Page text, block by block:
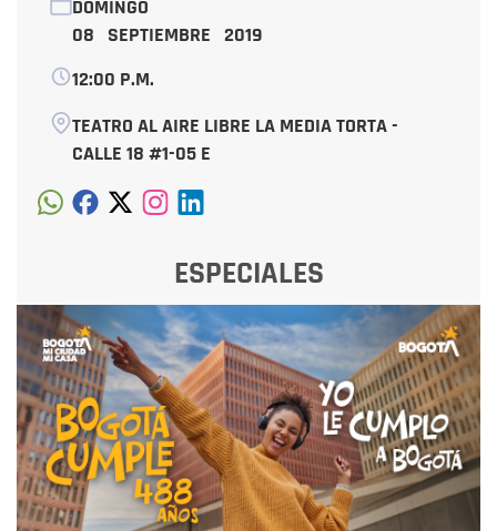
DOMINGO
08 SEPTIEMBRE 2019
12:00 P.M.
TEATRO AL AIRE LIBRE LA MEDIA TORTA -
CALLE 18 #1-05 E
ESPECIALES